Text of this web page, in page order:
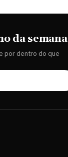
da semana
por dentro do que